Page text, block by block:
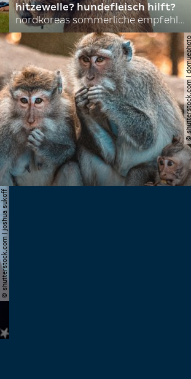
hitzewelle? hundefleisch hilft?
nordkoreas sommerliche empfehlungen
©
© shutterstock.com | joshua sukoff